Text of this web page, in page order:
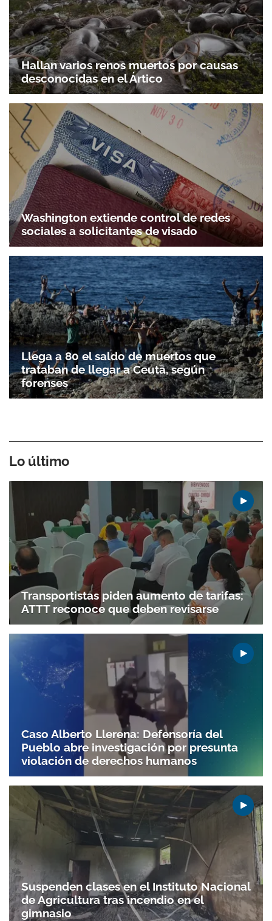
Hallan varios renos muertos por causas
desconocidas en el Ártico
Washington extiende control de redes
sociales a solicitantes de visado
Llega a 80 el saldo de muertos que
trataban de llegar a Ceuta, según
forenses
Lo último
Transportistas piden aumento de tarifas;
ATTT reconoce que deben revisarse
Caso Alberto Llerena: Defensoría del
Pueblo abre investigación por presunta
violación de derechos humanos
Suspenden clases en el Instituto Nacional
de Agricultura tras incendio en el
gimnasio